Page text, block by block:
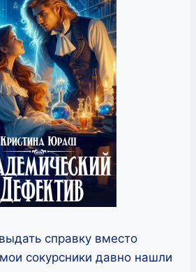
справку вместо
сокурсники давно нашли